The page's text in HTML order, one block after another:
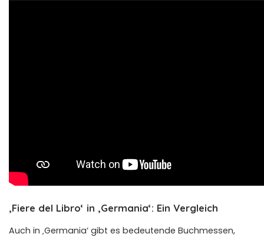
‚Fiere del Libro‘ in ‚Germania‘: Ein Vergleich
Auch in ‚Germania‘ gibt es bedeutende Buchmessen,